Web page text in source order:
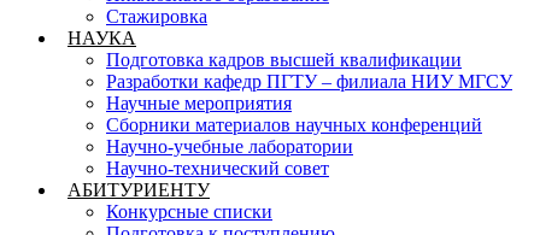
Стажировка
НАУКА
Подготовка кадров высшей квалификации
Разработки кафедр ПГТУ – филиала НИУ МГСУ
Научные мероприятия
Сборники материалов научных конференций
Научно-учебные лаборатории
Научно-технический совет
АБИТУРИЕНТУ
Конкурсные списки